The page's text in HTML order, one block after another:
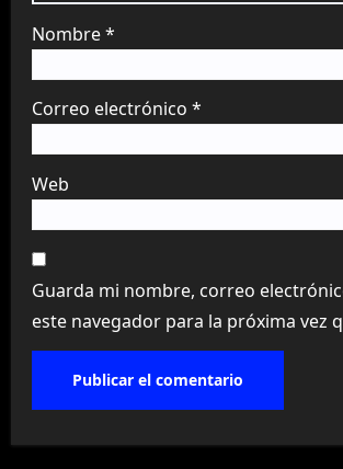
Nombre*
Correo electrónico *
Web
Guarda mi nombre, correo
este navegador para la próxima vez